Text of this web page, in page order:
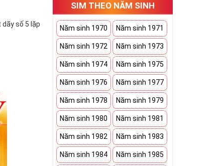
số 5 lặp
SIM THEO NĂM SINH
Năm sinh 1970 Năm sinh 1971
Năm sinh 1972 Năm sinh 1973
Năm sinh 1974 Năm sinh 1975
Năm sinh 1976 Năm sinh 1977
Năm sinh 1978 Năm sinh 1979
Năm sinh 1980 Năm sinh 1981
Năm sinh 1982 Năm sinh 1983
Năm sinh 1984 Năm sinh 1985